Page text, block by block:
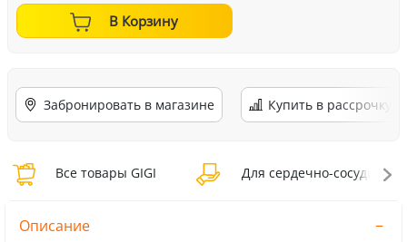
В Корзину
Забронировать в магазине Купить в рассрочку
Все товары GIGI Для сердечно-
Описание